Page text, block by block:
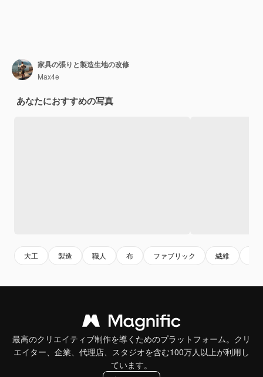
家具の張りと製造生地の改修
Max4e
あなたにおすすめの写真
大工 製造 職人 布 ファブリック 繊維
最高のクリエイティブ制作を導くためのプラットフォーム。クリ
エイター、企業、代理店、スタジオを含む100万人以上が利用し
ています。